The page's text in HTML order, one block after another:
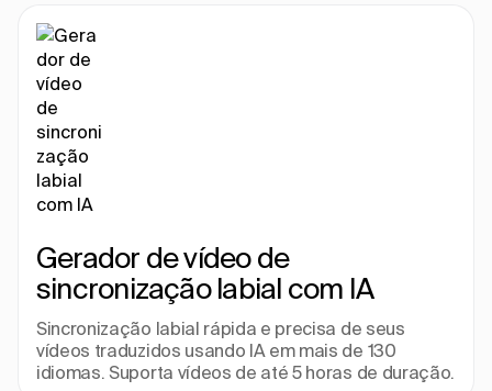
Gerador de vídeo de
sincronização labial com IA
Sincronização labial rápida e precisa de seus
vídeos traduzidos usando IA em mais de 130
idiomas. Suporta vídeos de até 5 horas de duração.